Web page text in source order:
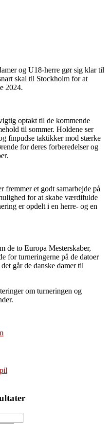
og U18-herre gør sig klar til
skal til Stockholm for at
2024.
optakt til de kommende
til sommer. Holdene ser
finpudse taktikker mod stærke
for deres forberedelser og
fremmer et godt samarbejde på
for at skabe værdifulde
er opdelt i en herre- og en
de to Europa Mesterskaber,
for turneringerne på de datoer
går de danske damer til
om turneringen og